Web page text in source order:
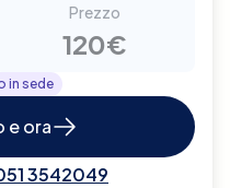
Prezzo
120€
in sede
e ora
3542049